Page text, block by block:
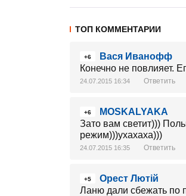
ТОП КОММЕНТАРИИ
+6
Вася Иванофф
Конечно не повлияет.
24.07.2015 16:34 Ответить
+6
MOSKALYAKA
Зато вам светит)))
режим)))ухахаха)))
24.07.2015 16:35 Ответить
+5
Орест Лютiй
Ланю дали сбежать по